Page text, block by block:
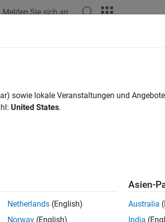
Melden Sie sich an
übersetzt. Klicken Sie hier, um
TalkBack auf ESP32
ThingSpeak ™ TalkBack-Warteschlange
eine Maschine umfasst, die Sie nur
sowie lokale Veranstaltungen und
United States.
Netherlands (English)
Norway (English)
Asien-
Australia
India